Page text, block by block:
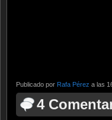
Publicado por Rafa Pérez a las
4